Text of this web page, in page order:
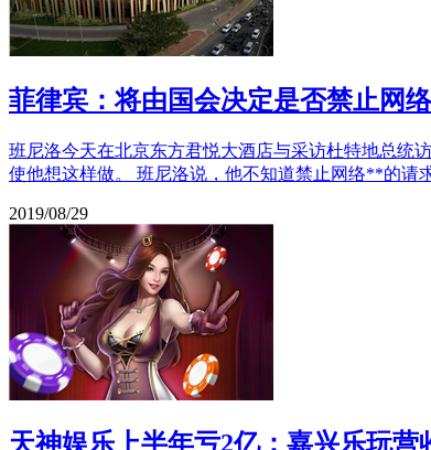
菲律宾：将由国会决定是否禁止网
班尼洛今天在北京东方君悦大酒店与采访杜特地总统
使他想这样做。 班尼洛说，他不知道禁止网络**的请
2019/08/29
天神娱乐上半年亏2亿：嘉兴乐玩营